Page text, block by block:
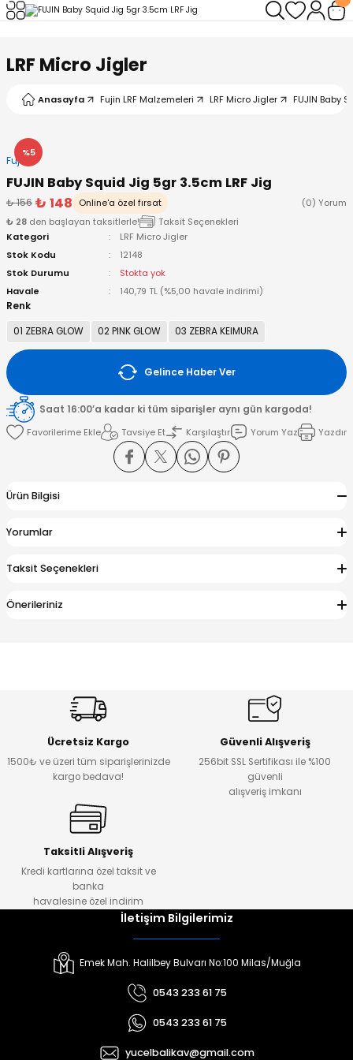
LRF Micro Jigler
Anasayfa Fujin LRF Malzemeleri LRF Micro Jigler FUJIN Baby
%5
Fujin
FUJIN Baby Squid Jig 5gr 3.5cm LRF Jig
₺ 156 ₺ 148 Online'a özel fırsat
(0) Yorum
₺ 28 den başlayan taksitlerle!
Taksit Seçenekleri
Kategori
LRF Micro Jigler
Stok Kodu
12148
Stok Durumu
Stokta yok
Havale
140,79 TL (%5,00 havale indirimi)
Renk
01 ZEBRA GLOW
02 PINK GLOW 03 ZEBRA KEIMURA
Gelince Haber Ver
Saat 16:00’a kadar ki tüm siparişler aynı gün kargoda!
Tavsiye Et
Karşılaştır Yorum Yaz Yazdır
Ürün Bilgisi
Yorumlar
Taksit Seçenekleri
Önerileriniz
Ücretsiz Kargo
1500₺ ve üzeri tüm siparişlerinizde
kargo bedava!
Güvenli Alışveriş
256bit SSL Sertifikası ile %100
güvenli
alışveriş imkanı
Taksitli Alışveriş
Kredi kartlarına özel taksit ve
banka
havalesine özel indirim
İletişim Bilgilerimiz
Emek Mah. Halilbey Bulvarı No:100 Milas/Muğla
0543 233 61 75
0543 233 61 75
yucelbalikav@gmail.com
Geri Dön
Makineleri
Geri Dön
Kamışlar
Geri Dön
Misinalar
Misinalar
Geri Dön
- Klips
Halka
Geri Dön
Geri Dön
& El Feneri